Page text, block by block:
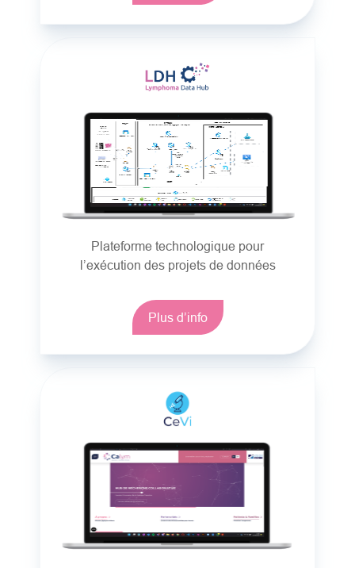
Plateforme technologique pour
l’exécution des projets de données
Plus d’info